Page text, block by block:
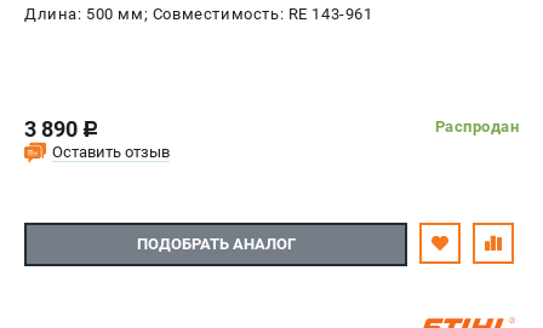
Длина: 500 мм; Совместимость: RE 143-961
3 890 c
Распродан
Оставить отзыв
ПОДОБРАТЬ АНАЛОГ